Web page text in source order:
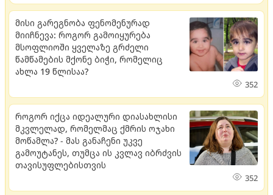
მისი გარეგნობა ფენომენურად
მიიჩნევა: როგორ გამოიყურება
მსოფლიოში ყველაზე გრძელი
წამწამების მქონე ბიჭი, რომელიც
ახლა 19 წლისაა?
352
როგორ იქცა იდეალური დიასახლისი
მკვლელად, რომელმაც ქმრის ოჯახი
მოწამლა? - მას განაჩენი უკვე
გამოუტანეს, თუმცა ის კვლავ იბრძვის
თავისუფლებისთვის
352